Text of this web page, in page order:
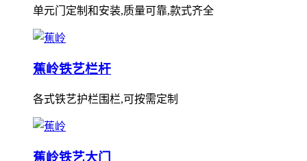
单元门定制和安装,质量可靠,款式齐全
蕉岭铁艺栏杆
各式铁艺护栏围栏,可按需定制
蕉岭铁艺大门